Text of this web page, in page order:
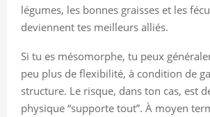
légumes, les bonnes graisses et les
deviennent tes meilleurs alliés.
Si tu es mésomorphe, tu peux
peu plus de flexibilité, à condition de
structure. Le risque, dans ton cas, est
physique “supporte tout”. À moyen